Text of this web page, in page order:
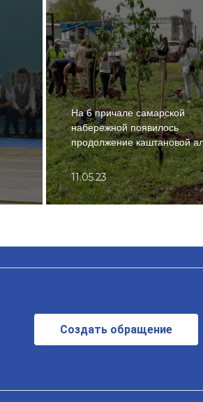
На 6 причале самарской
набережной появилось
продолжение каштановой
11.05.23
Создать обращение